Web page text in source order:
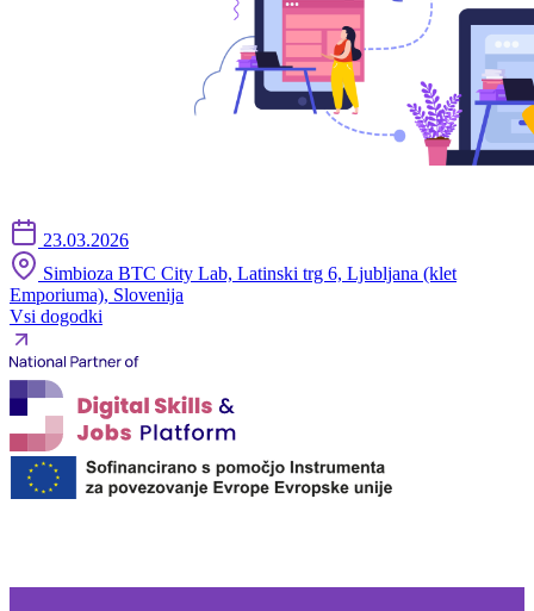
23.03.2026
Simbioza BTC City Lab, Latinski trg 6, Ljubljana (klet
Emporiuma), Slovenija
Vsi dogodki